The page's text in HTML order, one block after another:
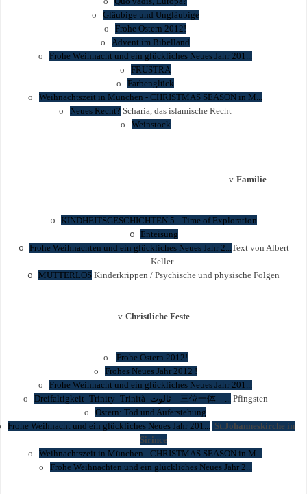
o Gläubige und Ungläubige
o Frohe Ostern 2012!
o Advent im Bibelland
o Frohe Weihnacht und ein glückliches Neues Jahr 201...
o FRUSTRA
o Farbenglück
o Weihnachtszeit in München - CHRISTMAS SEASON in M...
o Neues Recht? Scharia, das islamische Recht
o Weinstock
v Familie
o
KINDHEITSGESCHICHTEN 5 - Time of Exploration
o
Enteisung
o
Frohe Weihnachten und ein glückliches Neues Jahr 2... Text von Albert
Keller
o
MUTTERLOS Kinderkrippen / Psychische und physische Folgen
v Christliche Feste
o Frohe Ostern 2012!
o Frohes Neues Jahr 2012 !
o Frohe Weihnacht und ein glückliches Neues Jahr 201...
o Dreifaltigkeit- Trinity- Trinità- ثالوث – 三位一体 – ...
Pfingsten
o Ostern: Tod und Auferstehung
Frohe Weihnacht und ein glückliches Neues Jahr 201...
St.Johanneskirche in
Sirince
o Weihnachtszeit in München - CHRISTMAS SEASON in M...
o Frohe Weihnachten und ein glückliches Neues Jahr 2...